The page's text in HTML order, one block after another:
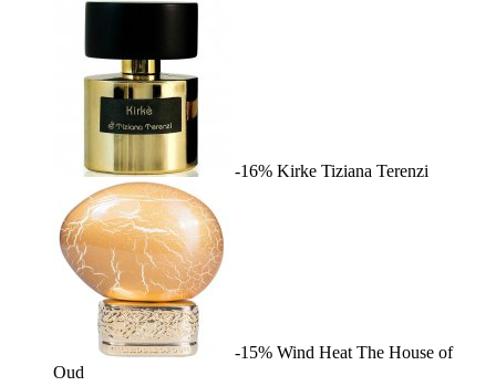
-16% Kirke Tiziana Terenzi
-15% Wind Heat The House of
Oud